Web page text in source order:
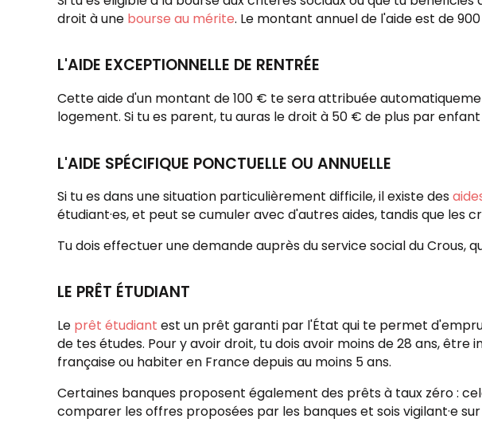
droit à une bourse au mérite. Le montant annuel de l'aide est de
L'AIDE EXCEPTIONNELLE DE RENTRÉE
Cette aide d'un montant de 100 € te sera attribuée
logement. Si tu es parent, tu auras le droit à 50 € de plus par
L'AIDE SPÉCIFIQUE PONCTUELLE OU ANNUELLE
Si tu es dans une situation particulièrement difficile, il existe des
étudiant·es, et peut se cumuler avec d'autres aides, tandis que
Tu dois effectuer une demande auprès du service social du Crous,
LE PRÊT ÉTUDIANT
Le prêt étudiant est un prêt garanti par l'État qui te permet
de tes études. Pour y avoir droit, tu dois avoir moins de 28 ans,
française ou habiter en France depuis au moins 5 ans.
Certaines banques proposent également des prêts à taux zéro :
comparer les offres proposées par les banques et sois vigilant·e